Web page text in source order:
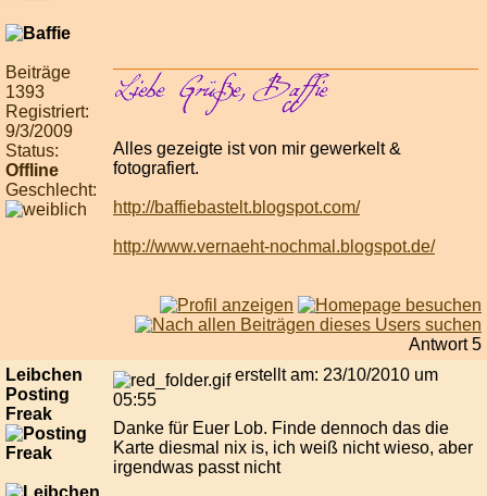
Beiträge
1393
Registriert:
9/3/2009
Status:
Offline
Geschlecht:
Alles gezeigte ist von mir gewerkelt &
fotografiert.
http://baffiebastelt.blogspot.com/
http://www.vernaeht-nochmal.blogspot.de/
Antwort 5
Leibchen
Posting
Freak
erstellt am: 23/10/2010 um
05:55
Danke für Euer Lob. Finde dennoch das die
Karte diesmal nix is, ich weiß nicht wieso, aber
irgendwas passt nicht